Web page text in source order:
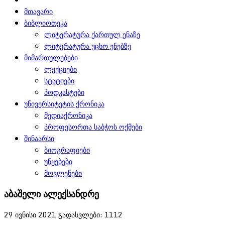
მთავარი
ბიბლიოთეკა
ლიტერატურა ქართულ ენაზე
ლიტერატურა უცხო ენებზე
მიმართულებები
ლექციები
სტატიები
პოდკასტები
უნივერსიტეტის ქრონიკა
მედიაქრონიკა
პროფესორთა საბჭოს ოქმები
შინაარსი
ბიოგრაფიები
უწყებები
მოვლენები
აბაშელი ალექსანდრე
29 ივნისი 2021 გადასვლები: 1112